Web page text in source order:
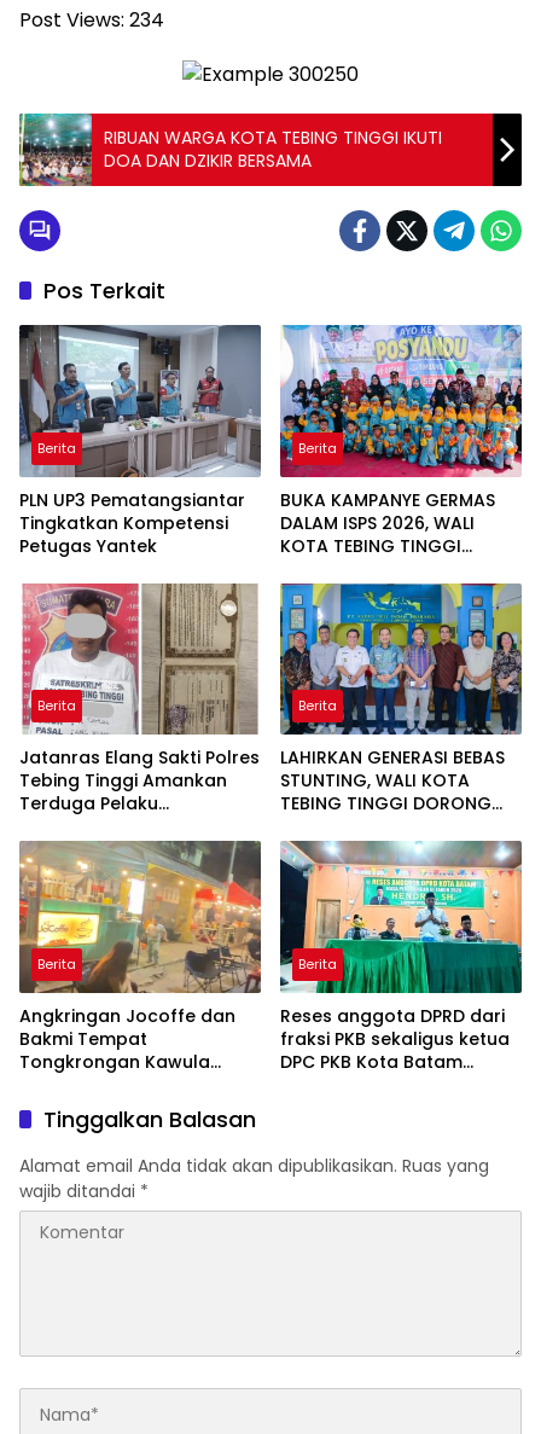
Post Views: 234
RIBUAN WARGA KOTA TEBING TINGGI IKUTI
DOA DAN DZIKIR BERSAMA
Pos Terkait
Berita
PLN UP3 Pematangsiantar
Tingkatkan Kompetensi
Petugas Yantek
Berita
BUKA KAMPANYE GERMAS
DALAM ISPS 2026, WALI
KOTA TEBING TINGGI
STUNTING
Berita
Jatanras Elang Sakti Polres
Tebing Tinggi Amankan
Terduga Pelaku
Motor
Berita
LAHIRKAN GENERASI BEBAS
STUNTING, WALI KOTA
TEBING TINGGI DORONG
Berita
Angkringan Jocoffe dan
Bakmi Tempat
Tongkrongan Kawula
Pematangsiantar
Berita
Reses anggota DPRD dari
fraksi PKB sekaligus ketua
DPC PKB Kota Batam
Ambulans, dan Sarana
Olahraga
Tinggalkan Balasan
Alamat email Anda tidak akan dipublikasikan. Ruas yang
wajib ditandai *